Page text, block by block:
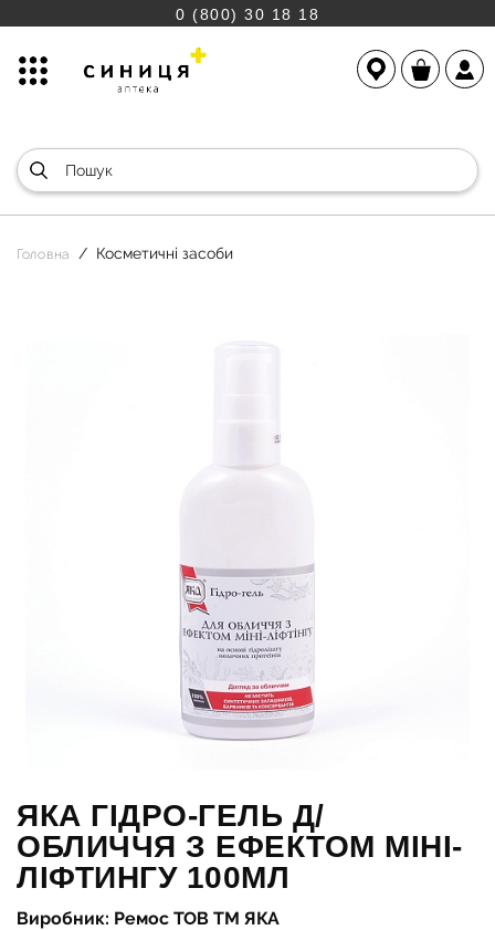
0 (800) 30 18 18
Головна Косметичні засоби
ЯКА ГІДРО-ГЕЛЬ Д/
ОБЛИЧЧЯ З ЕФЕКТОМ МІНІ-
ЛІФТИНГУ 100МЛ
Виробник: Ремос ТОВ ТМ ЯКА